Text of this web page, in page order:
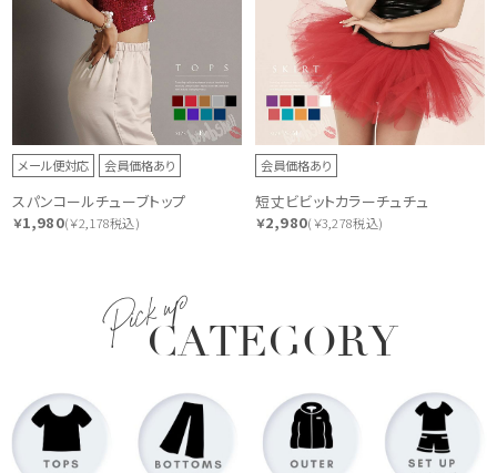
メール便対応 会員価格あり
スパンコールチューブトップ
￥1,980(￥2,178税込)
会員価格あり
短丈ビビットカラーチュチュ
￥2,980(￥3,278税込)
Pick upCATEGORY